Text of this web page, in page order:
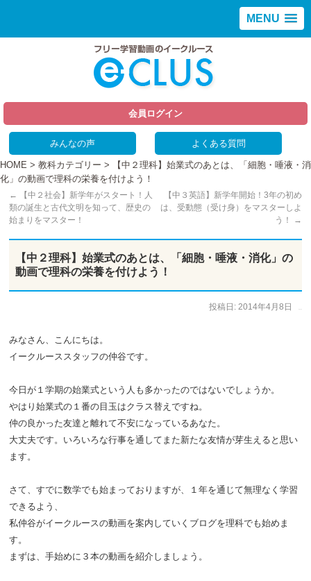
MENU
会員ログイン
みんなの声 よくある質問
HOME > 教科カテゴリー > 【中２理科】始業式のあとは、「細胞・唾液・消
化」の動画で理科の栄養を付けよう！
←
【中２社会】新学年がスタート！人
類の誕生と古代文明を知って、歴史の
始まりをマスター！
【中３英語】新学年開始！3年の初め
は、受動態（受け身）をマスターしよ
う！
→
【中２理科】始業式のあとは、「細胞・唾液・消化」の
動画で理科の栄養を付けよう！
投稿日: 2014年4月8日
みなさん、こんにちは。
イークルーススタッフの仲谷です。
今日が１学期の始業式という人も多かったのではないでしょうか。
やはり始業式の１番の目玉はクラス替えですね。
仲の良かった友達と離れて不安になっているあなた。
大丈夫です。いろいろな行事を通してまた新たな友情が芽生えると思い
ます。
さて、すでに数学でも始まっておりますが、１年を通じて無理なく学習
できるよう、
私仲谷がイークルースの動画を案内していくブログを理科でも始めま
す。
まずは、手始めに３本の動画を紹介しましょう。